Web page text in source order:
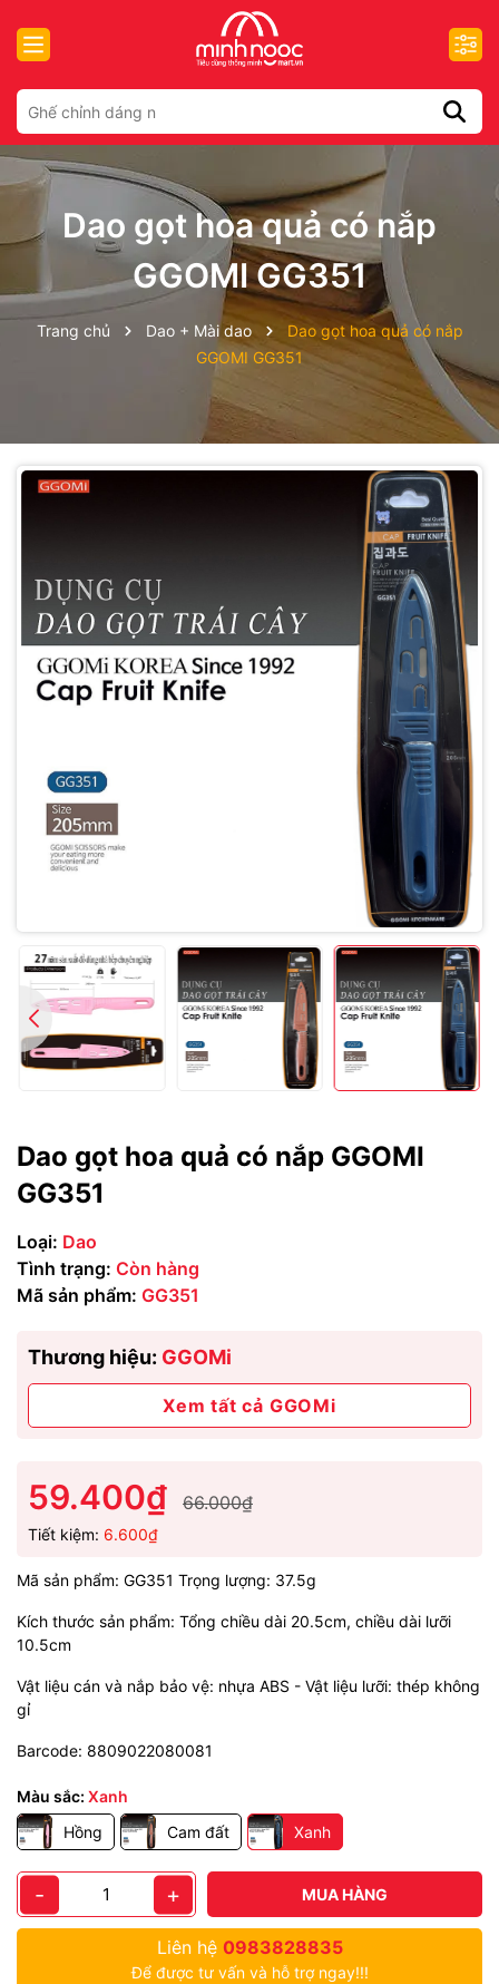
Dao gọt hoa quả có nắp
GGOMI GG351
Trang chủ Dao + Mài dao
Dao gọt hoa quả có nắp
GGOMI GG351
Dao gọt hoa quả có nắp GGOMI
GG351
Loại: Dao
Tình trạng: Còn hàng
Mã sản phẩm: GG351
Thương hiệu: GGOMi
Xem tất cả GGOMi
59.400₫ 66.000₫
Tiết kiệm: 6.600₫
Mã sản phẩm: GG351 Trọng lượng: 37.5g
Kích thước sản phẩm: Tổng chiều dài 20.5cm, chiều dài lưỡi
10.5cm
Vật liệu cán và nắp bảo vệ: nhựa ABS - Vật liệu lưỡi: thép không
gỉ
Barcode: 8809022080081
Màu sắc: Xanh
Hồng
Cam đất Xanh
- + MUA HÀNG
Liên hệ 0983828835
Để được tư vấn và hỗ trợ ngay!!!